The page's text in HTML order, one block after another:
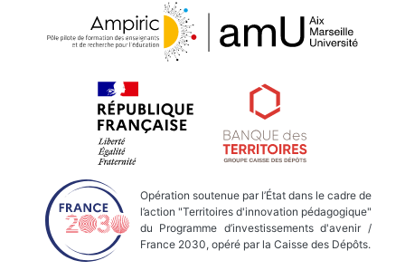
Opération soutenue par l’État dans le cadre de
l’action "Territoires d'innovation pédagogique"
du Programme d’investissements d'avenir /
France 2030, opéré par la Caisse des Dépôts.